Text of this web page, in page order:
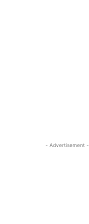
- Advertisement -